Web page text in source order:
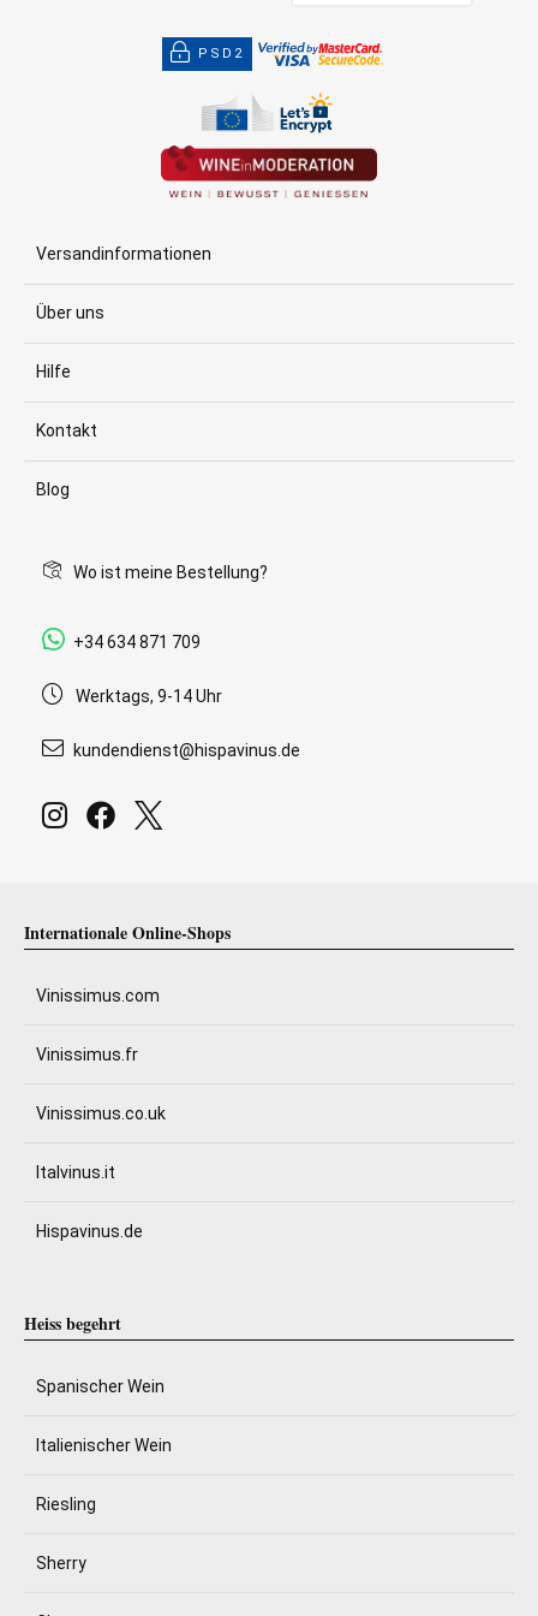
PSD2
Versandinformationen
Über uns
Hilfe
Kontakt
Blog
Wo ist meine Bestellung?
+34 634 871 709
Werktags, 9-14 Uhr
kundendienst@hispavinus.de
Internationale Online-Shops
Vinissimus.com
Vinissimus.fr
Vinissimus.co.uk
Italvinus.it
Hispavinus.de
Heiss begehrt
Spanischer Wein
Italienischer Wein
Riesling
Sherry